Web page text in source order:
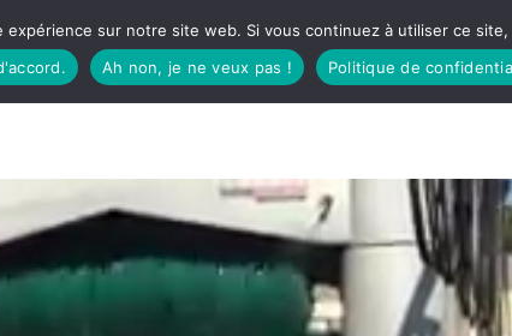
FÊTES BASQUES À MANGER CÔTÉ SORTIES GREEN
sur notre site web. Si vous continuez à utiliser ce
Ah non, je ne veux pas ! Politique de